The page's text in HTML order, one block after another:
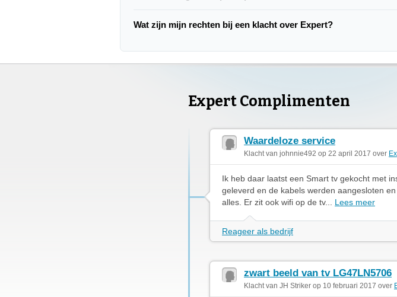
Wat zijn mijn rechten bij een klacht over Expert?
Expert Complimenten
Waardeloze service
Klacht van johnnie492 op 22 april 2017 over
Ik heb daar laatst een Smart tv gekocht met
geleverd en de kabels werden aangesloten
alles. Er zit ook wifi op de tv... Lees meer
Reageer als bedrijf
zwart beeld van tv LG47LN5706
Klacht van JH Striker op 10 februari 2017 over